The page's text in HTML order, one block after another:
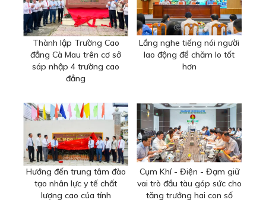
Thành lập Trường Cao
đẳng Cà Mau trên cơ sở
sáp nhập 4 trường cao
đẳng
Lắng nghe tiếng nói người
lao động để chăm lo tốt
hơn
Hướng đến trung tâm đào
tạo nhân lực y tế chất
lượng cao của tỉnh
Cụm Khí - Điện - Đạm giữ
vai trò đầu tàu góp sức cho
tăng trưởng hai con số